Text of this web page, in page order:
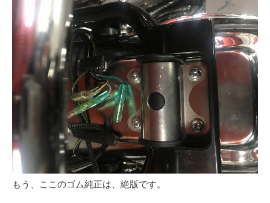
もう、ここのゴム純正は、絶版です。